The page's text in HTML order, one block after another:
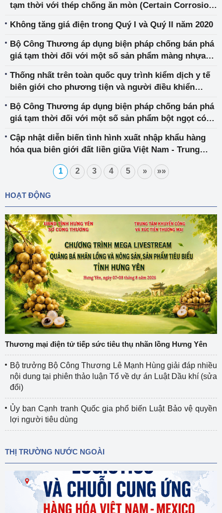
tạm thời với thép chống ăn mòn (Certain Corrosion-
Việt Nam
Không tăng giá điện trong Quý I và Quý II năm 2020
Bộ Công Thương áp dụng biện pháp chống bán phá
giá tạm thời đối với một số sản phẩm màng nhựa
Thống nhất trên toàn quốc quy trình kiểm dịch y tế
biên giới cho phương tiện và người điều khiển
vận chuyển hàng hóa
Bộ Công Thương áp dụng biện pháp chống bán phá
giá tạm thời đối với một số sản phẩm bột ngọt có
Cập nhật diễn biến tình hình xuất nhập khẩu hàng
hóa qua biên giới đất liền giữa Việt Nam - Trung
1 2 3 4 5 » »»
HOẠT ĐỘNG
Thương mại điện tử tiếp sức tiêu thụ nhãn lồng Hưng Yên
Bộ trưởng Bộ Công Thương Lê Mạnh Hùng giải đáp nhiều
nội dung tại phiên thảo luận Tổ về dự án Luật Dầu khí (sửa
đổi)
Ủy ban Cạnh tranh Quốc gia phổ biến Luật Bảo vệ quyền
lợi người tiêu dùng
THỊ TRƯỜNG NƯỚC NGOÀI